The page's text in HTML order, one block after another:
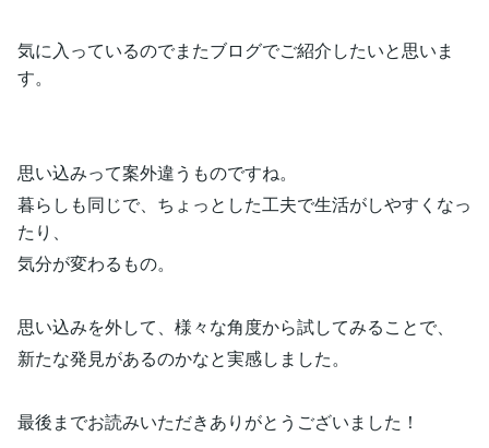
気に入っているのでまたブログでご紹介したいと思いま
す。
思い込みって案外違うものですね。
暮らしも同じで、ちょっとした工夫で生活がしやすくなっ
たり、
気分が変わるもの。
思い込みを外して、様々な角度から試してみることで、
新たな発見があるのかなと実感しました。
最後までお読みいただきありがとうございました！